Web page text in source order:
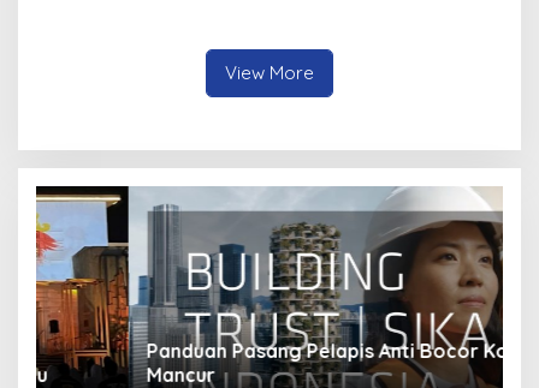
View More
Panduan Pasang Pelapis Anti Bocor Kolam Air
Mancur